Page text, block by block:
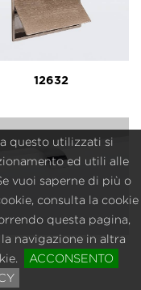
questo utilizzati si
ed utili alle
vuoi saperne di più o
consulta la cookie
questa pagina,
navigazione in altra
ACCONSENTO
12632
12721